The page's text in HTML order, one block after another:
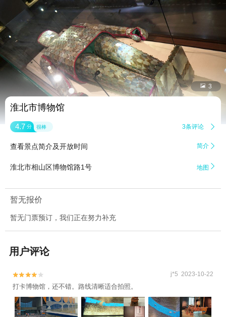
 3
淮北市博物馆
4.7 分 很棒 3条评论 
查看景点简介及开放时间 简介 
淮北市相山区博物馆路1号 地图 
暂无报价
暂无门票预订，我们正在努力补充
用户评论

 j*5 2023-10-22
打卡博物馆，还不错。路线清晰适合拍照。